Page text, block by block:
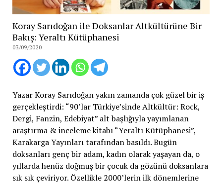
Koray Sarıdoğan ile Doksanlar Altkültürüne Bir
Bakış: Yeraltı Kütüphanesi
03/09/2020
Yazar Koray Sarıdoğan yakın zamanda çok güzel bir iş
gerçekleştirdi: “90’lar Türkiye’sinde Altkültür: Rock,
Dergi, Fanzin, Edebiyat” alt başlığıyla yayımlanan
araştırma & inceleme kitabı “Yeraltı Kütüphanesi”,
Karakarga Yayınları tarafından basıldı. Bugün
doksanları genç bir adam, kadın olarak yaşayan da, o
yıllarda henüz doğmuş bir çocuk da gözünü doksanlara
sık sık çeviriyor. Özellikle 2000’lerin ilk dönemlerine